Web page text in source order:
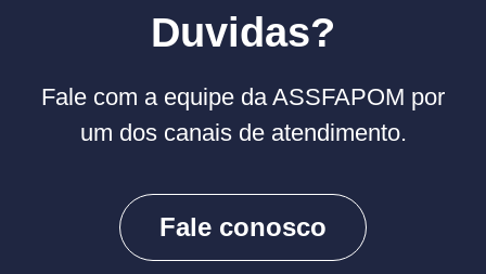
Duvidas?
Fale com a equipe da ASSFAPOM por
um dos canais de atendimento.
Fale conosco